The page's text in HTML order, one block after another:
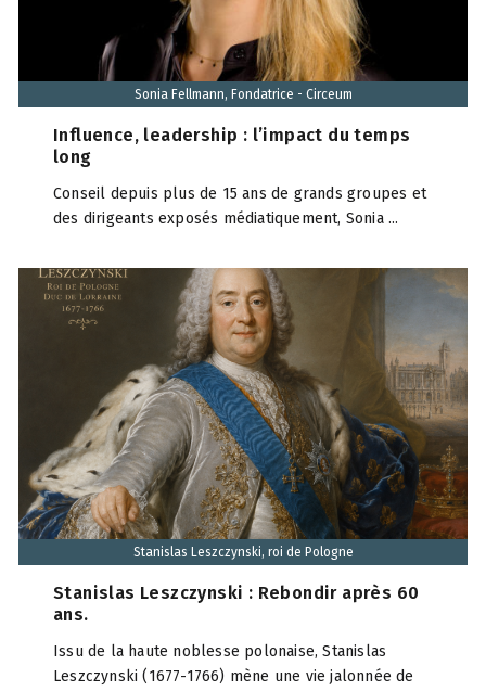
Sonia Fellmann, Fondatrice - Circeum
Influence, leadership : l’impact du temps
long
Conseil depuis plus de 15 ans de grands groupes et
des dirigeants exposés médiatiquement, Sonia ...
Stanislas Leszczynski, roi de Pologne
Stanislas Leszczynski : Rebondir après 60
ans.
Issu de la haute noblesse polonaise, Stanislas
Leszczynski (1677-1766) mène une vie jalonnée de